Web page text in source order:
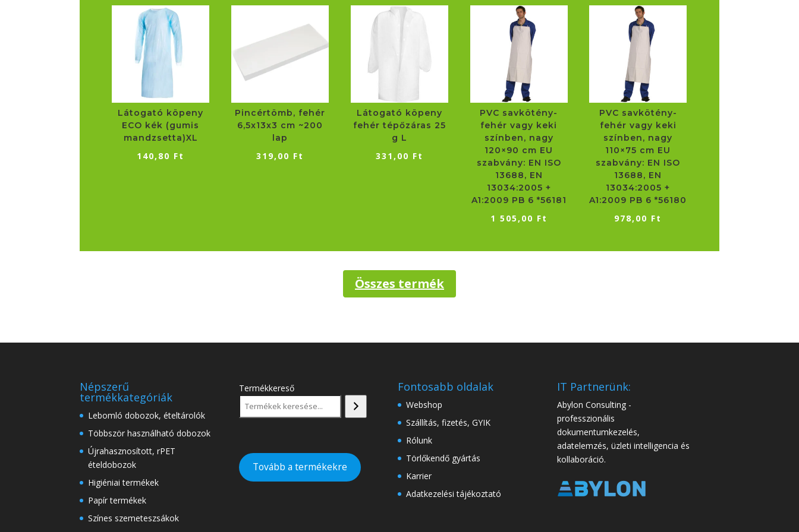
Látogató köpeny
ECO kék (gumis
mandzsetta)XL
140,80 Ft
Pincértömb, fehér
6,5x13x3 cm ~200
lap
319,00 Ft
Látogató köpeny
fehér tépőzáras 25
g L
331,00 Ft
PVC savkötény-
fehér vagy keki
színben, nagy
120×90 cm EU
szabvány: EN ISO
13688, EN
13034:2005 +
A1:2009 PB 6 *56181
1 505,00 Ft
PVC savkötény-
fehér vagy keki
színben, nagy
110×75 cm EU
szabvány: EN ISO
13688, EN
13034:2005 +
A1:2009 PB 6 *56180
978,00 Ft
Összes termék
Népszerű
termékkategóriák
Lebomló dobozok, ételtárolók
Többször használható dobozok
Újrahasznosított, rPET
ételdobozok
Higiéniai termékek
Papír termékek
Színes szemeteszsákok
Termékkereső
Tovább a termékekre
Fontosabb oldalak
Webshop
Szállítás, fizetés, GYIK
Rólunk
Törlőkendő gyártás
Karrier
Adatkezelési tájékoztató
IT Partnerünk:
Abylon Consulting -
professzionális
dokumentumkezelés,
adatelemzés, üzleti intelligencia és
kollaboráció.